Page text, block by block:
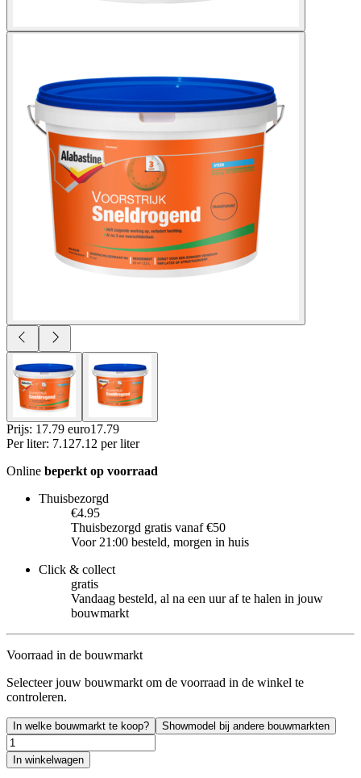
Prijs: 17.79 euro17.79
Per liter: 7.127.12 per liter
Online beperkt op voorraad
Thuisbezorgd
€4.95
Thuisbezorgd gratis vanaf €50
Voor 21:00 besteld, morgen in huis
Click & collect
gratis
Vandaag besteld, al na een uur af te halen in jouw
bouwmarkt
Voorraad in de bouwmarkt
Selecteer jouw bouwmarkt om de voorraad in de winkel te
controleren.
In welke bouwmarkt te koop? Showmodel bij andere bouwmarkten
In winkelwagen